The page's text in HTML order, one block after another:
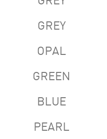
GREY
OPAL
GREEN
BLUE
PEARL